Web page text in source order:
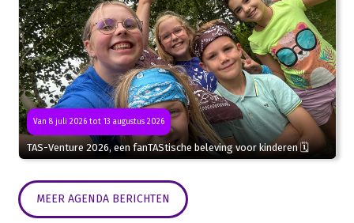
Van 8 juli 2026 tot 13 augustus 2026
TAS-Venture 2026, een fanTAStische beleving voor kinderen 🗓
MEER AGENDA BERICHTEN